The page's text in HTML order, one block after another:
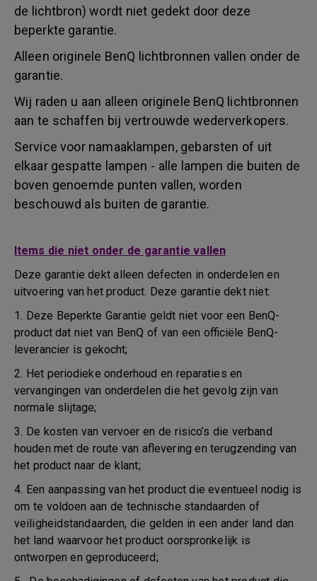
de lichtbron) wordt niet gedekt door deze
beperkte garantie.
Alleen originele BenQ lichtbronnen vallen onder de
garantie.
Wij raden u aan alleen originele BenQ lichtbronnen
aan te schaffen bij vertrouwde wederverkopers.
Service voor namaaklampen, gebarsten of uit
elkaar gespatte lampen - alle lampen die buiten de
boven genoemde punten vallen, worden
beschouwd als buiten de garantie.
Items die niet onder de garantie vallen
Deze garantie dekt alleen defecten in onderdelen en
uitvoering van het product. Deze garantie dekt niet:
1. Deze Beperkte Garantie geldt niet voor een BenQ-
product dat niet van BenQ of van een officiële BenQ-
leverancier is gekocht;
2. Het periodieke onderhoud en reparaties en
vervangingen van onderdelen die het gevolg zijn van
normale slijtage;
3. De kosten van vervoer en de risico’s die verband
houden met de route van aflevering en terugzending van
het product naar de klant;
4. Een aanpassing van het product die eventueel nodig is
om te voldoen aan de technische standaarden of
veiligheidstandaarden, die gelden in een ander land dan
het land waarvoor het product oorspronkelijk is
ontworpen en geproduceerd;